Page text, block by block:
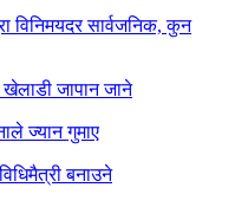
विनिमयदर सार्वजनिक, कुन
जापान जाने
ज्यान गुमाए
बनाउने